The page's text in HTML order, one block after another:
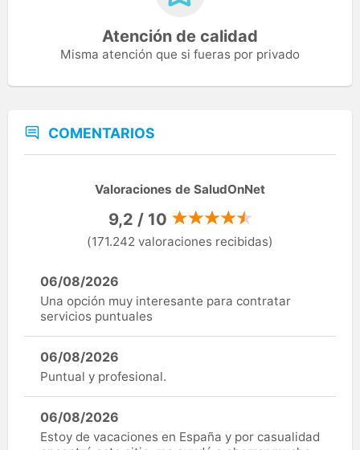
Atención de calidad
Misma atención que si fueras por privado
COMENTARIOS
Valoraciones de SaludOnNet
9,2 / 10
(171.242 valoraciones recibidas)
06/08/2026
Una opción muy interesante para contratar
servicios puntuales
06/08/2026
Puntual y profesional.
06/08/2026
Estoy de vacaciones en España y por casualidad